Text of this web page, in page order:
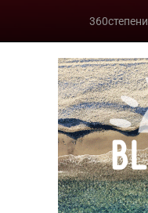
360степени